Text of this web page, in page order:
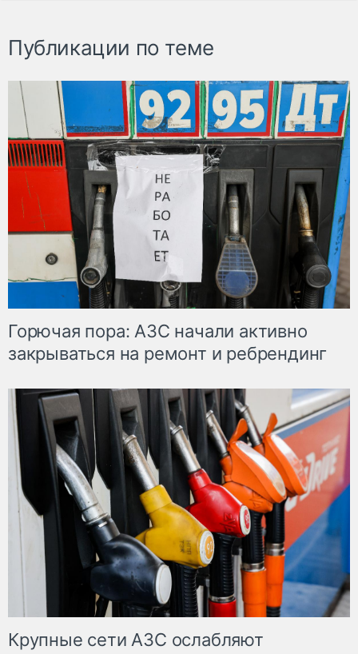
Публикации по теме
Горючая пора: АЗС начали активно
закрываться на ремонт и ребрендинг
Крупные сети АЗС ослабляют